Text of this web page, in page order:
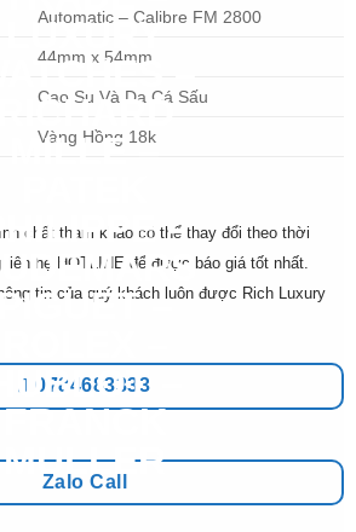
Automatic – Calibre FM 2800
44mm x 54mm
Cao Su Và Da Cá Sấu
Vàng Hồng 18k
chất tham khảo có thể thay đổi theo thời
hệ HOTLINE để được báo giá tốt nhất.
tin của quý khách luôn được Rich Luxury
0784683333
Zalo Call